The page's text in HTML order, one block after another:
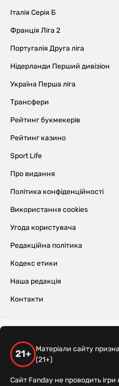
Італія Серія Б
Франція Ліга 2
Португалія Друга ліга
Нідерланди Перший дивізіон
Україна Перша ліга
Трансфери
Рейтинг букмекерів
Рейтинг казино
Sport Life
Про видання
Політика конфіденційності
Використання cookies
Угода користувача
Редакційна політика
Кодекс етики
Наша редакція
Контакти
21+
Матеріали сайту
(21+)
Сайт Fanday не проводить ігри